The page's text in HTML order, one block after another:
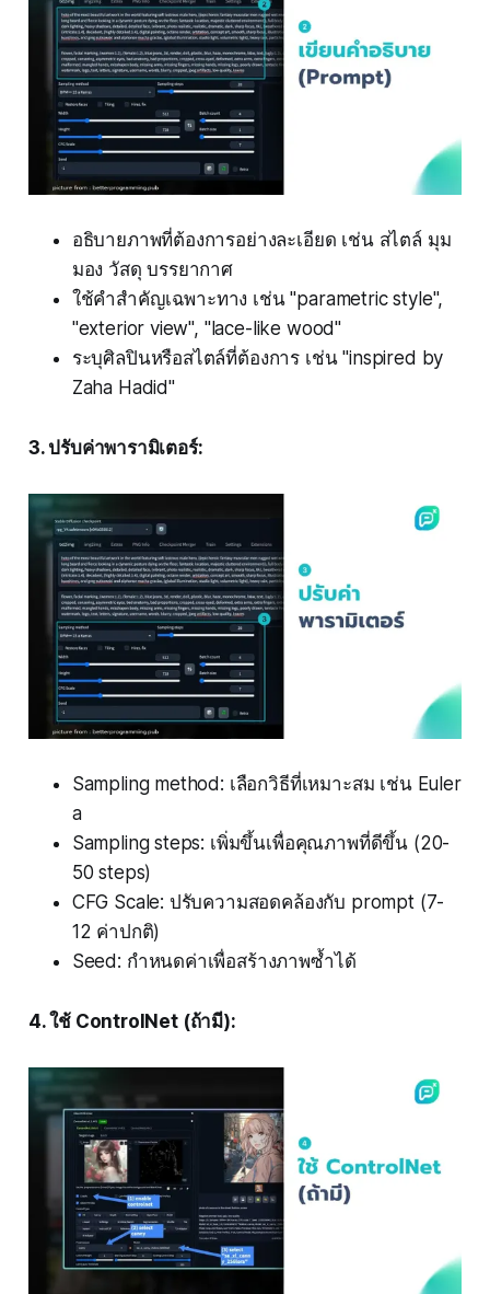
อธิบายภาพที่ต้องการอย่างละเอียด เช่น สไตล์ มุม
มอง วัสดุ บรรยากาศ
ใช้คำสำคัญเฉพาะทาง เช่น "parametric style",
"exterior view", "lace-like wood"
ระบุศิลปินหรือสไตล์ที่ต้องการ เช่น "inspired by
Zaha Hadid"
3. ปรับค่าพารามิเตอร์:
Sampling method: เลือกวิธีที่เหมาะสม เช่น Euler
a
Sampling steps: เพิ่มขึ้นเพื่อคุณภาพที่ดีขึ้น (20-
50 steps)
CFG Scale: ปรับความสอดคล้องกับ prompt (7-
12 ค่าปกติ)
Seed: กำหนดค่าเพื่อสร้างภาพซ้ำได้
4. ใช้ ControlNet (ถ้ามี):